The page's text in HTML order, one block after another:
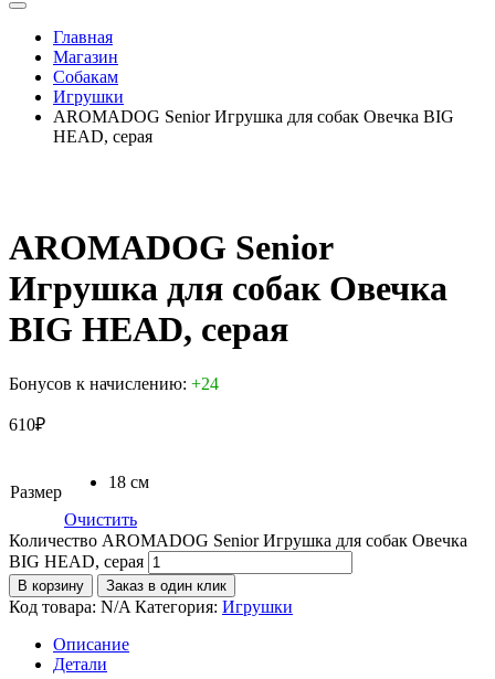
Главная
Магазин
Собакам
Игрушки
AROMADOG Senior Игрушка для собак Овечка BIG
HEAD, серая
AROMADOG Senior
Игрушка для собак Овечка
BIG HEAD, серая
Бонусов к начислению: +24
610₽
Размер
18 см
Очистить
Количество AROMADOG Senior Игрушка для собак Овечка
BIG HEAD, серая
В корзину Заказ в один клик
Код товара: N/A Категория: Игрушки
Описание
Детали